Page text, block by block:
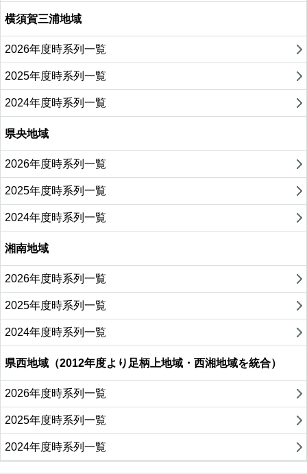
横須賀三浦地域
2026年度時系列一覧
2025年度時系列一覧
2024年度時系列一覧
県央地域
2026年度時系列一覧
2025年度時系列一覧
2024年度時系列一覧
湘南地域
2026年度時系列一覧
2025年度時系列一覧
2024年度時系列一覧
県西地域（2012年度より足柄上地域・西湘地域を統合）
2026年度時系列一覧
2025年度時系列一覧
2024年度時系列一覧